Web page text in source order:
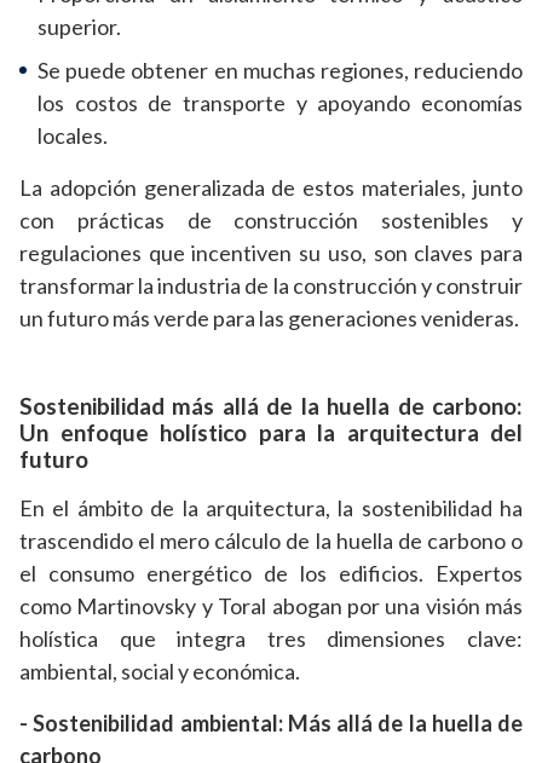
superior.
Se puede obtener en muchas regiones, reduciendo
los costos de transporte y apoyando economías
locales.
La adopción generalizada de estos materiales, junto
con prácticas de construcción sostenibles y
regulaciones que incentiven su uso, son claves para
transformar la industria de la construcción y construir
un futuro más verde para las generaciones venideras.
Sostenibilidad más allá de la huella de carbono:
Un enfoque holístico para la arquitectura del
futuro
En el ámbito de la arquitectura, la sostenibilidad ha
trascendido el mero cálculo de la huella de carbono o
el consumo energético de los edificios. Expertos
como Martinovsky y Toral abogan por una visión más
holística que integra tres dimensiones clave:
ambiental, social y económica.
- Sostenibilidad ambiental: Más allá de la huella de
carbono